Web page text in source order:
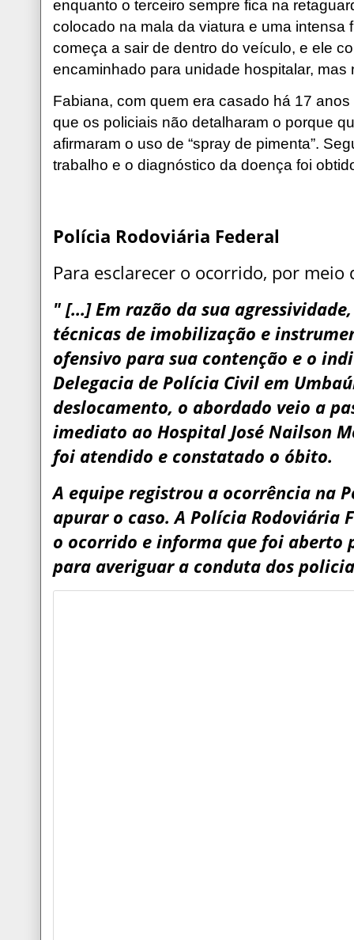
enquanto o terceiro sempre fica na
colocado na mala da viatura e uma intensa
começa a sair de dentro do veículo, e ele
encaminhado para unidade hospitalar, mas
Fabiana, com quem era casado há 17
que os policiais não detalharam o porque
afirmaram o uso de “spray de pimenta”.
trabalho e o diagnóstico da doença foi
Polícia Rodoviária Federal
Para esclarecer o ocorrido, por meio
" [...] Em razão da sua
técnicas de imobilização e
ofensivo para sua contenção e o
Delegacia de Polícia Civil em
deslocamento, o abordado veio a
imediato ao Hospital José Nailson
foi atendido e constatado o óbito.
A equipe registrou a ocorrência na
apurar o caso. A Polícia Rodoviária
o ocorrido e informa que foi aberto
para averiguar a conduta dos